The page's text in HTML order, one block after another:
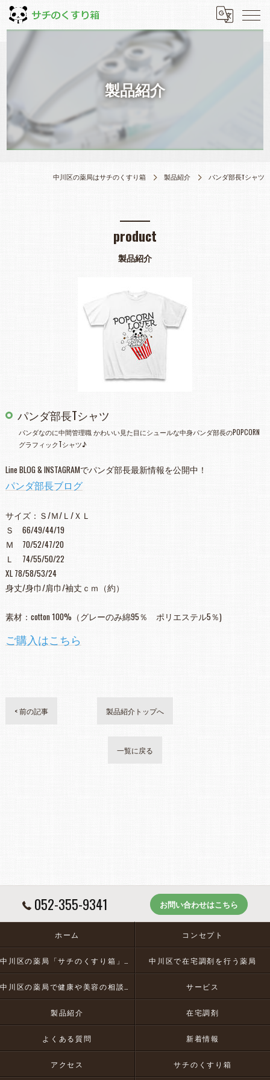
製品紹介
中川区の薬局はサチのくすり箱 製品紹介 パンダ部長Tシャツ
製品紹介
product
パンダ部長Tシャツ
パンダなのに中間管理職 かわいい見た目にシュールな中身パンダ部長のPOPCORN
グラフィックTシャツ♪
Line BLOG & INSTAGRAMでパンダ部長最新情報を公開中！
パンダ部長ブログ
サイズ：Ｓ/Ｍ/Ｌ/ＸＬ
Ｓ 66/49/44/19
Ｍ 70/52/47/20
Ｌ 74/55/50/22
XL 78/58/53/24
身丈/身巾/肩巾/袖丈ｃｍ（約）
素材：cotton 100%（グレーのみ綿95％ ポリエステル5％)
ご購入はこちら
< 前の記事 製品紹介トップへ
一覧に戻る
052-355-9341 お問い合わせはこちら
ホーム コンセプト
中川区で在宅調剤を行う薬局
サービス
製品紹介 在宅調剤
よくある質問 新着情報
アクセス サチのくすり箱